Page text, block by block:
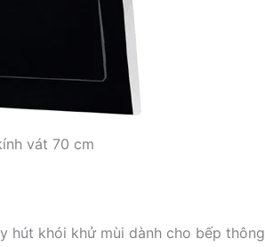
vát 70 cm
hút khói khử mùi dành cho bếp thông